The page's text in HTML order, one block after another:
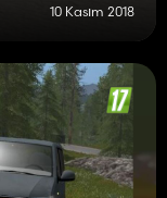
10 Kasım 2018